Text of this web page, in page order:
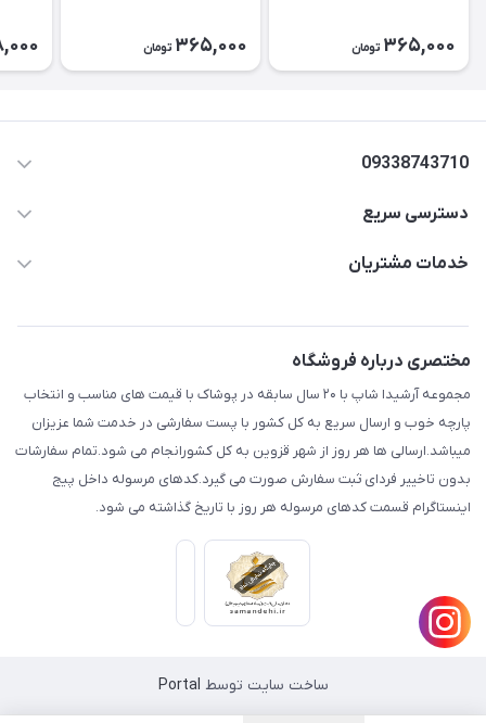
365,000 تومان 365,000 تومان
09338743710
دسترسی سریع
حساب کاربری
لیست محصولات
درباره ما
تماس با ما
خدمات مشتریان
مختصری درباره فروشگاه
مجموعه آرشیدا شاپ با ۲۰ سال سابقه در پوشاک با قیمت های مناسب و انتخاب
پارچه خوب و ارسال سریع به کل کشور با پست سفارشی در خدمت شما عزیزان
میباشد.ارسالی ها هر روز از شهر قزوین به کل کشورانجام می شود.تمام سفارشات
بدون تاخییر فردای ثبت سفارش صورت می گیرد.کدهای مرسوله داخل پیج
اینستاگرام قسمت کدهای مرسوله هر روز با تاریخ گذاشته می شود.
ساخت سایت توسط Portal